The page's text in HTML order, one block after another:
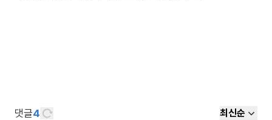
댓글4 최신순